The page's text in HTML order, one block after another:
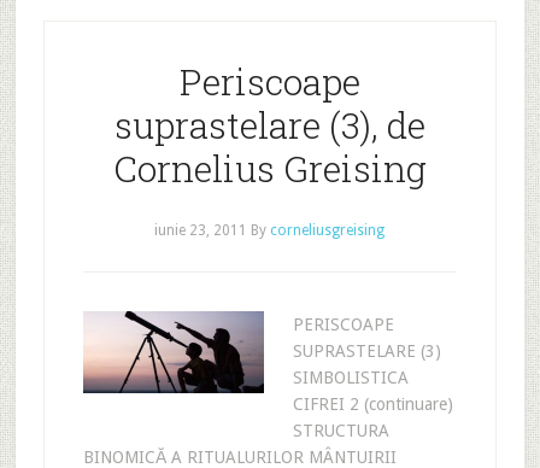
Periscoape
suprastelare (3), de
Cornelius Greising
iunie 23, 2011 By corneliusgreising
PERISCOAPE
SUPRASTELARE (3)
SIMBOLISTICA
CIFREI 2 (continuare)
STRUCTURA
BINOMICĂ A RITUALURILOR MÂNTUIRII